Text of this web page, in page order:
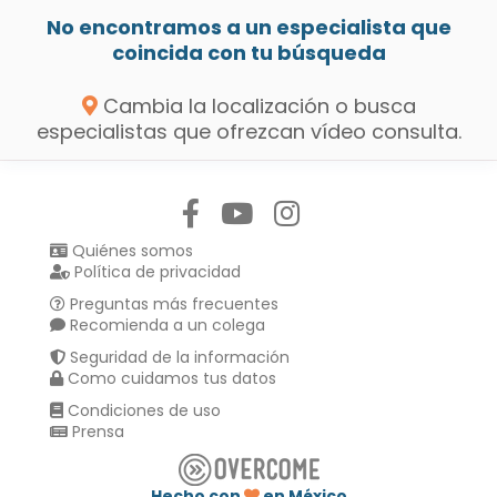
No encontramos a un especialista que
coincida con tu búsqueda
Cambia la localización o busca
especialistas que ofrezcan vídeo consulta.
Quiénes somos
Política de privacidad
Preguntas más frecuentes
Recomienda a un colega
Seguridad de la información
Como cuidamos tus datos
Condiciones de uso
Prensa